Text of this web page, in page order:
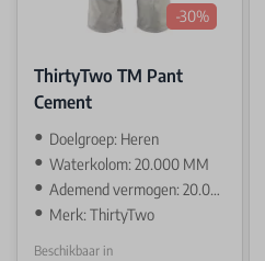
-30%
ThirtyTwo TM Pant
Cement
Doelgroep: Heren
Waterkolom: 20.000 MM
Ademend vermogen: 20.000 GR
Merk: ThirtyTwo
Beschikbaar in